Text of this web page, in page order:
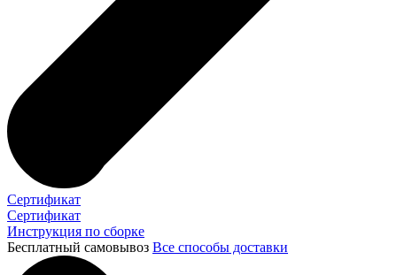
Сертификат
Сертификат
Инструкция по сборке
Бесплатный самовывоз Все способы доставки